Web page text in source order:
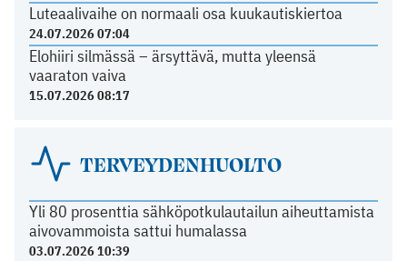
Luteaalivaihe on normaali osa kuukautiskiertoa
24.07.2026 07:04
Elohiiri silmässä – ärsyttävä, mutta yleensä
vaaraton vaiva
15.07.2026 08:17
TERVEYDENHUOLTO
Yli 80 prosenttia sähköpotkulautailun aiheuttamista
aivovammoista sattui humalassa
03.07.2026 10:39